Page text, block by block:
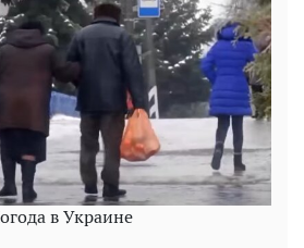
в Украине